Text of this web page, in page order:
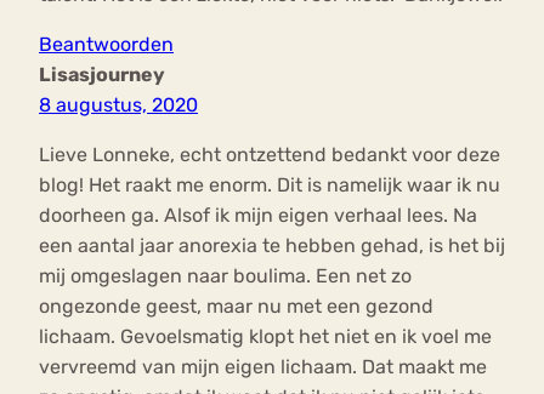
Beantwoorden
Lisasjourney
8 augustus, 2020
Lieve Lonneke, echt ontzettend bedankt voor deze
blog! Het raakt me enorm. Dit is namelijk waar ik nu
doorheen ga. Alsof ik mijn eigen verhaal lees. Na
een aantal jaar anorexia te hebben gehad, is het bij
mij omgeslagen naar boulima. Een net zo
ongezonde geest, maar nu met een gezond
lichaam. Gevoelsmatig klopt het niet en ik voel me
vervreemd van mijn eigen lichaam. Dat maakt me